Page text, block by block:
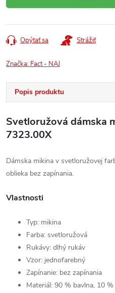
Opýtať sa Strážiť
Značka: Fact - NAJ
Popis produktu
Svetloružová dámska
7323.00X
Dámska mikina v svetloružovej
oblieka bez zapínania.
Vlastnosti
Typ: mikina
Farba: svetloružová
Rukávy: dlhý rukáv
Vzor: jednofarebný
Zapínanie: bez zapínania
Materiál: 90 % bavlna, 10 %